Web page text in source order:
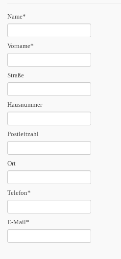
Name*
Vorname*
Straße
Hausnummer
Postleitzahl
Ort
Telefon*
E-Mail*